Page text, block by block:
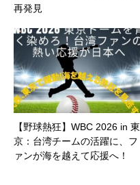
再発見
【野球熱狂】WBC 2026 in 東
京：台湾チームの活躍に、フ
ァンが海を越えて応援へ！